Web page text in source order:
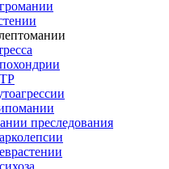
преследования